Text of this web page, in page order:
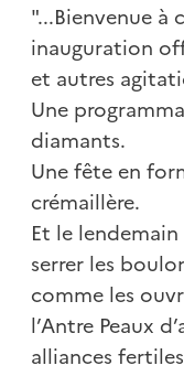
"...Bienvenue
inauguration
et autres
Une
diamants.
Une fête en
crémaillère.
Et le
serrer les
comme les
l’Antre Peaux
alliances